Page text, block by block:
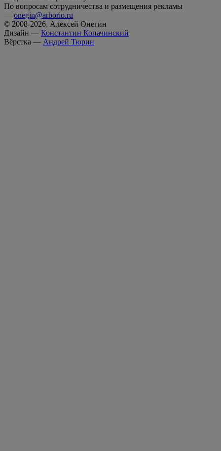
По вопросам сотрудничества и размещения рекламы
— onegin@arborio.ru
© 2008-2026, Алексей Онегин
Дизайн — Константин Копачинский
Вёрстка — Андрей Тюрин